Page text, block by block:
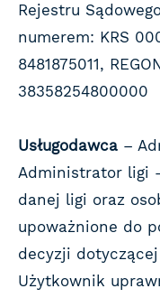
Rejestru
numerem: KRS
8481875011,
38358254800000
Usługodawca –
Administrator ligi
danej ligi oraz
upoważnione do
decyzji
Użytkownik